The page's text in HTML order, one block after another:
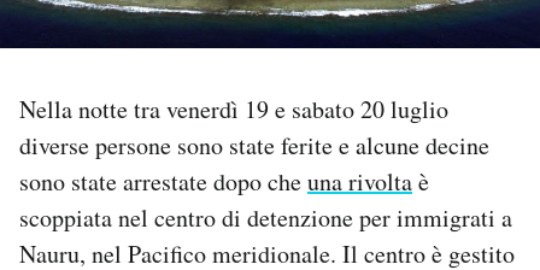
SHOP
CALENDARIO
Nella notte tra venerdì 19 e sabato 20 luglio
diverse persone sono state ferite e alcune decine
sono state arrestate dopo cheuna rivoltaè
scoppiata nel centro di detenzione per immigrati a
Nauru, nel Pacifico meridionale. Il centro è gestito